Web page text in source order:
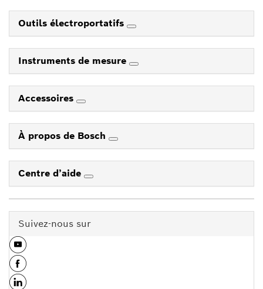
Outils électroportatifs
Instruments de mesure
Accessoires
À propos de Bosch
Centre d’aide
Suivez-nous sur